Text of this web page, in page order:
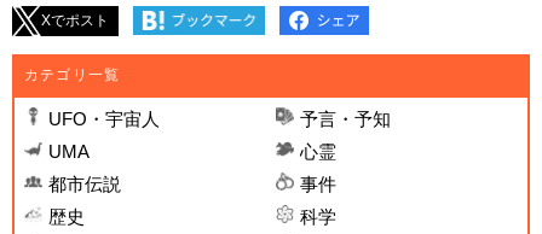
Xでポスト
カテゴリ一覧
UFO・宇宙人
予言・予知
UMA
心霊
都市伝説
事件
歴史
科学